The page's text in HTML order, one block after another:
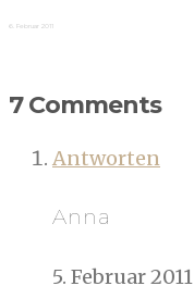
6. Februar 2011
7 Comments
Antworten
Anna
5. Februar 2011